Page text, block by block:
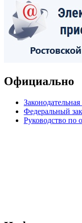
Официально
Законодательная
Федеральный
Руководство по